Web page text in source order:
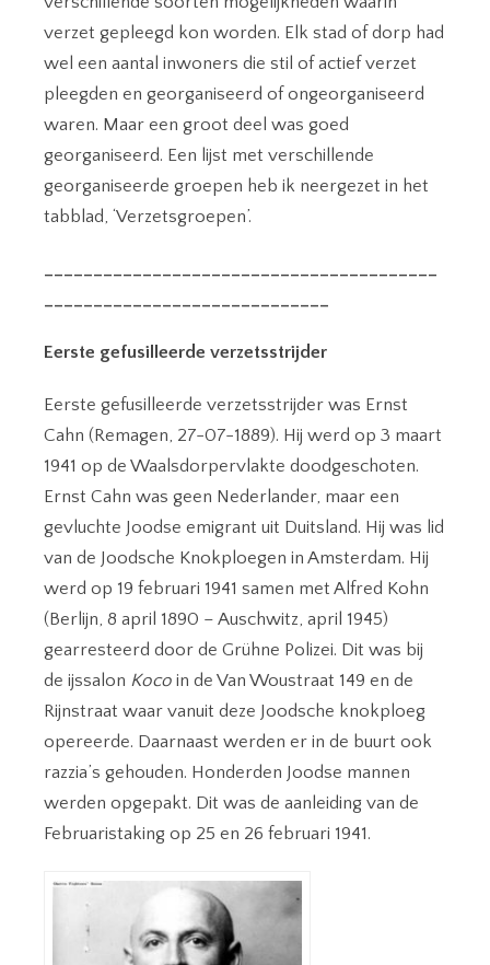
verzet gepleegd kon worden. Elk stad of dorp had
wel een aantal inwoners die stil of actief verzet
pleegden en georganiseerd of ongeorganiseerd
waren. Maar een groot deel was goed
georganiseerd. Een lijst met verschillende
georganiseerde groepen heb ik neergezet in het
tabblad, ‘Verzetsgroepen’.
________________________________________
_____________________________
Eerste gefusilleerde verzetsstrijder
Eerste gefusilleerde verzetsstrijder was Ernst
Cahn (Remagen, 27-07-1889). Hij werd op 3 maart
1941 op de Waalsdorpervlakte doodgeschoten.
Ernst Cahn was geen Nederlander, maar een
gevluchte Joodse emigrant uit Duitsland. Hij was lid
van de Joodsche Knokploegen in Amsterdam. Hij
werd op 19 februari 1941 samen met Alfred Kohn
(Berlijn, 8 april 1890 – Auschwitz, april 1945)
gearresteerd door de Grühne Polizei. Dit was bij
de ijssalon Koco in de Van Woustraat 149 en de
Rijnstraat waar vanuit deze Joodsche knokploeg
opereerde. Daarnaast werden er in de buurt ook
razzia’s gehouden. Honderden Joodse mannen
werden opgepakt. Dit was de aanleiding van de
Februaristaking op 25 en 26 februari 1941.